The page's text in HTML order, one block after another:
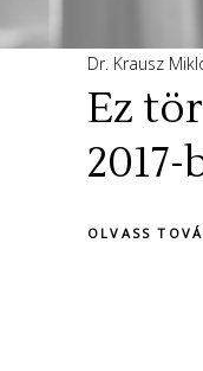
Dr. Krausz
Ez
2017-
OLVASS